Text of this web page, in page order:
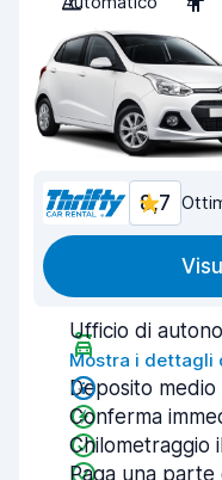
8,7
Ufficio di
Mostra i dettagli
Deposito medio
Conferma
Chilometraggio
Paga una parte